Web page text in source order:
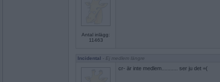
Antal inlägg:
11463
Incidental - Ej medlem längre
cr- är inte medlem........... ser ju det =(